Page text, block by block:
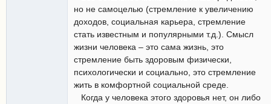
но не самоцелью (стремление к увеличению
доходов, социальная карьера, стремление
стать известным и популярными т.д.). Смысл
жизни человека – это сама жизнь, это
стремление быть здоровым физически,
психологически и социально, это стремление
жить в комфортной социальной среде.
Когда у человека этого здоровья нет, он либо